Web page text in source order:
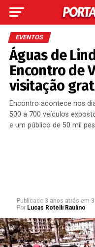
EVENTOS
Águas de
Encontro de
visitação
Encontro acontece nos
500 a 700 veículos
e um público de 50 mil
Publicado 3 anos atrás em
Por Lucas Rotelli Raulino